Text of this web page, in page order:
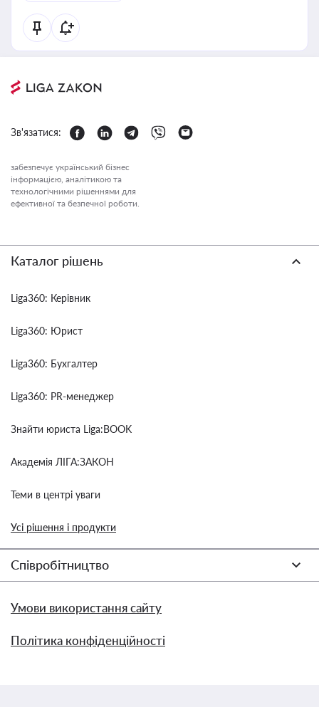
Зв'язатися:
забезпечує український бізнес
інформацією, аналітикою та
технологічними рішеннями для
ефективної та безпечної роботи.
Каталог рішень
Liga360: Керівник
Liga360: Юрист
Liga360: Бухгалтер
Liga360: PR-менеджер
Знайти юриста Liga:BOOK
Академія ЛІГА:ЗАКОН
Теми в центрі уваги
Усі рішення і продукти
Співробітництво
Умови використання сайту
Політика конфіденційності